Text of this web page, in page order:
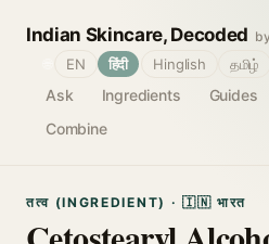
Indian Skincare, Decoded
Ask Ingredients Guides
Combine
EN हिंदी Hinglish தமிழ்
तत्व (INGREDIENT) · 🇮🇳 भारत